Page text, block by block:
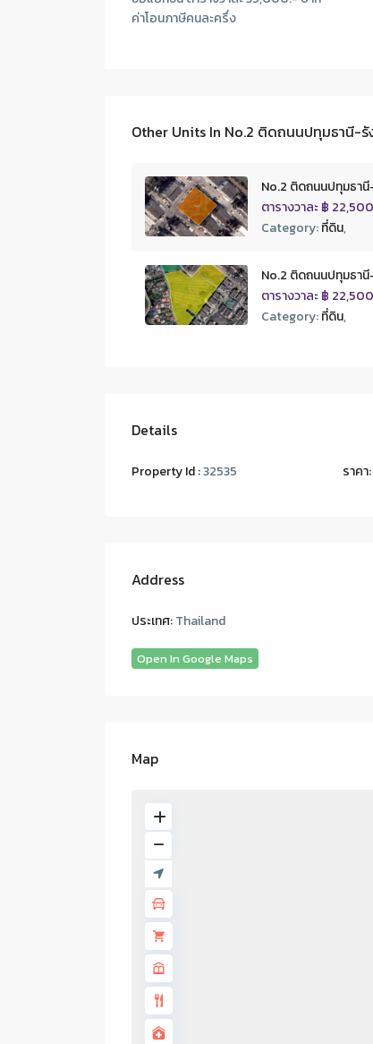
ค่าโอนภาษีคนละครึ่ง
Other Units In No.2 ติดถนนปทุมธานี-รั
No.2 ติดถนนปทุมธา
ตารางวาละ฿ 22,500
Category:ที่ดิน,
No.2 ติดถนนปทุมธา
ตารางวาละ฿ 22,500
Category:ที่ดิน,
Details
Property Id :32535 ราคา:
Address
ประเทศ:Thailand
Open In Google Maps
Map